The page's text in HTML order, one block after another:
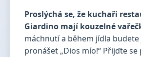
Proslýchá se, že kuchaři
Giardino mají kouzelné
máchnutí a během jídla budete
pronášet „Dios mío!“ Přijďte